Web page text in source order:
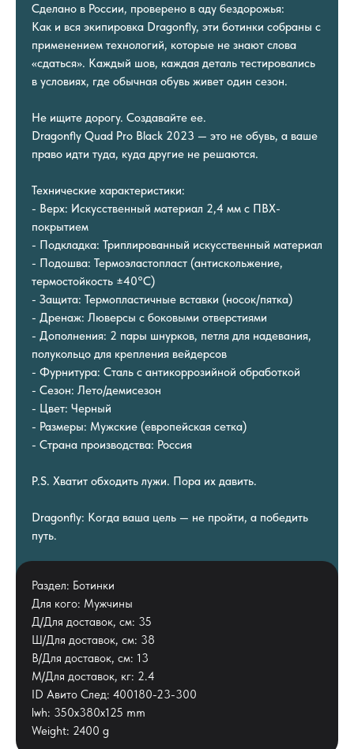
Сделано в России, проверено в аду бездорожья:
Как и вся экипировка Dragonfly, эти ботинки собраны с
применением технологий, которые не знают слова
«сдаться». Каждый шов, каждая деталь тестировались
в условиях, где обычная обувь живет один сезон.
Не ищите дорогу. Создавайте ее.
Dragonfly Quad Pro Black 2023 — это не обувь, а ваше
право идти туда, куда другие не решаются.
Технические характеристики:
- Верх: Искусственный материал 2,4 мм с ПВХ-
покрытием
- Подкладка: Триплированный искусственный материал
- Подошва: Термоэластопласт (антискольжение,
термостойкость ±40°C)
- Защита: Термопластичные вставки (носок/пятка)
- Дренаж: Люверсы с боковыми отверстиями
- Дополнения: 2 пары шнурков, петля для надевания,
полукольцо для крепления вейдерсов
- Фурнитура: Сталь с антикоррозийной обработкой
- Сезон: Лето/демисезон
- Цвет: Черный
- Размеры: Мужские (европейская сетка)
- Страна производства: Россия
P.S. Хватит обходить лужи. Пора их давить.
Dragonfly: Когда ваша цель — не пройти, а победить
путь.
Раздел: Ботинки
Для кого: Мужчины
Д/Для доставок, см: 35
Ш/Для доставок, см: 38
В/Для доставок, см: 13
М/Для доставок, кг: 2.4
ID Авито След: 400180-23-300
lwh: 350x380x125 mm
Weight: 2400 g